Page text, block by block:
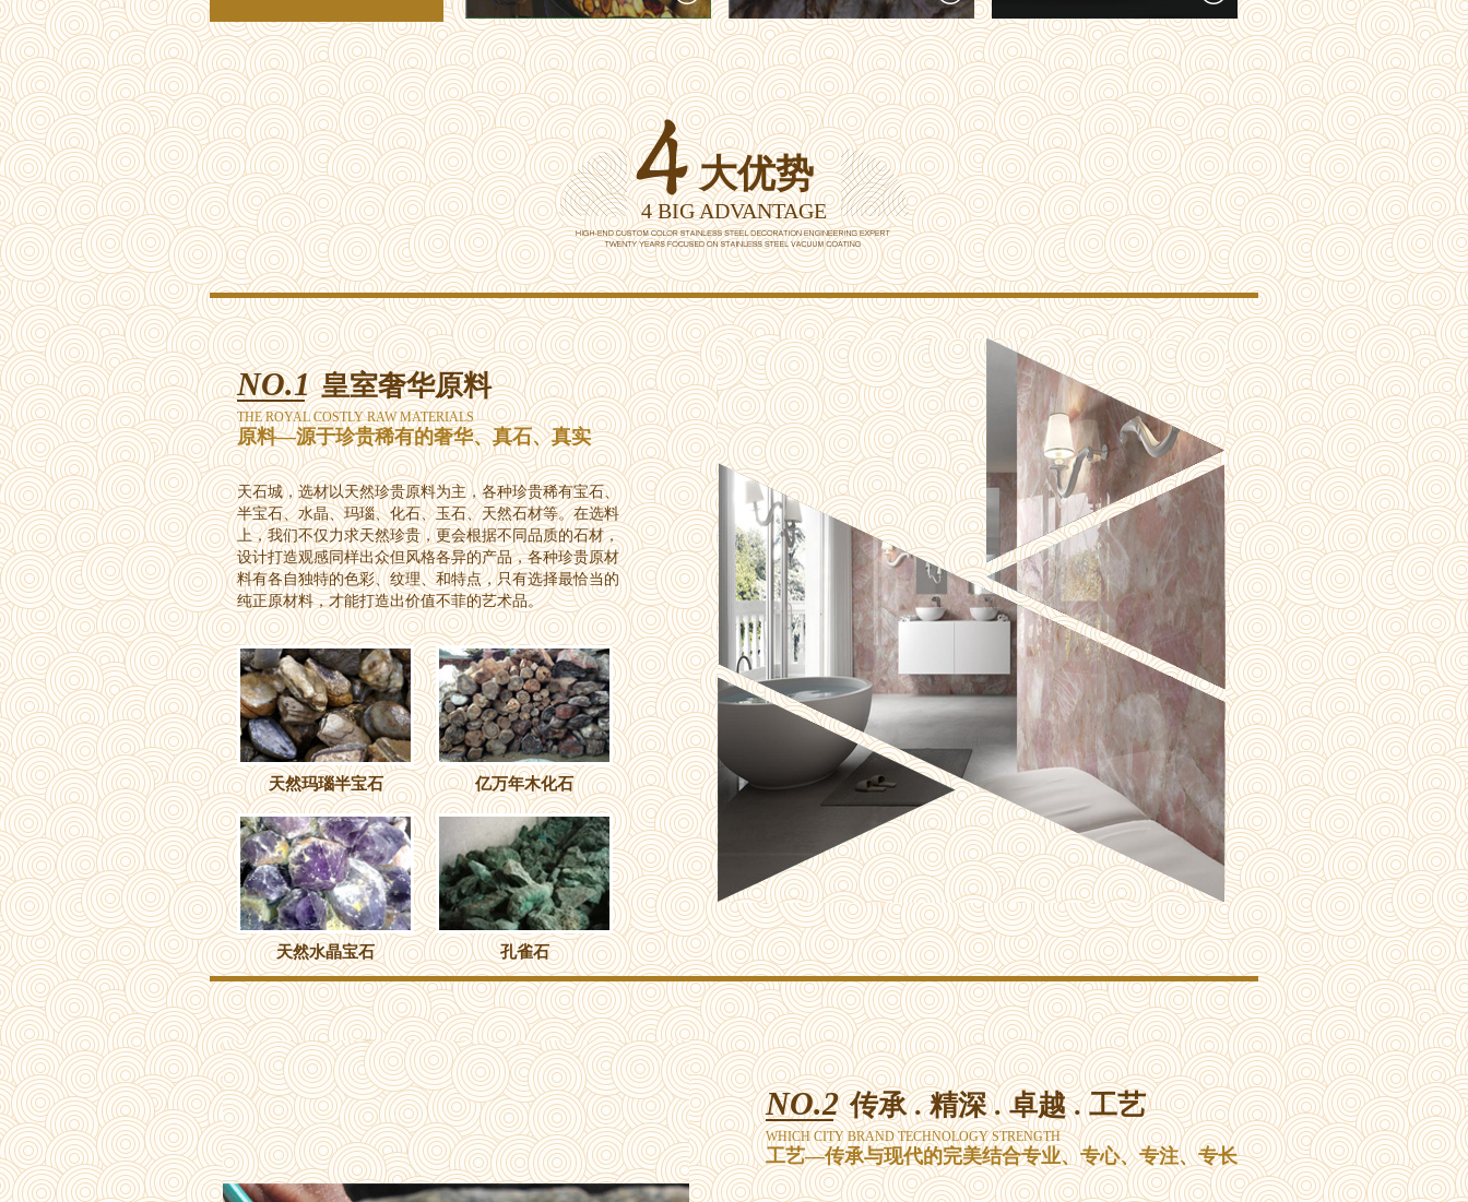
大优势
4 BIG ADVANTAGE
NO.1 皇室奢华原料
THE ROYAL COSTLY RAW MATERIALS
原料—源于珍贵稀有的奢华、真石、真实
天石城，选材以天然珍贵原料为主，各种珍贵稀有宝石、
半宝石、水晶、玛瑙、化石、玉石、天然石材等。在选料
上，我们不仅力求天然珍贵，更会根据不同品质的石材，
设计打造观感同样出众但风格各异的产品，各种珍贵原材
料有各自独特的色彩、纹理、和特点，只有选择最恰当的
纯正原材料，才能打造出价值不菲的艺术品。
天然玛瑙半宝石 亿万年木化石
天然水晶宝石 孔雀石
NO.2 传承 . 精深 . 卓越 . 工艺
WHICH CITY BRAND TECHNOLOGY STRENGTH
工艺—传承与现代的完美结合专业、专心、专注、专长